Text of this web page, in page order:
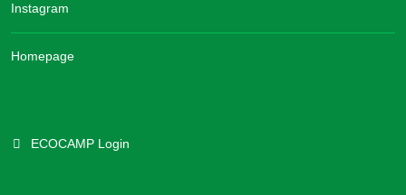
Instagram
Homepage
ECOCAMP Login